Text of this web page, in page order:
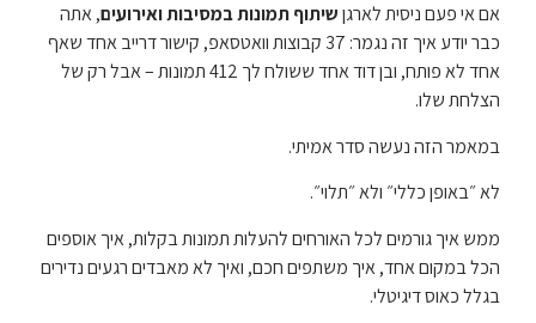
אם אי פעם ניסית לארגןשיתוף תמונות במסיבות ואירועים, אתה
כבר יודע איך זה נגמר: 37 קבוצות וואטסאפ, קישור דרייב אחד שאף
אחד לא פותח, ובן דוד אחד ששולח לך 412 תמונות – אבל רק של
הצלחת שלו.
במאמר הזה נעשה סדר אמיתי.
לא ״באופן כללי״ ולא ״תלוי״.
ממש איך גורמים לכל האורחים להעלות תמונות בקלות, איך אוספים
הכל במקום אחד, איך משתפים חכם, ואיך לא מאבדים רגעים נדירים
בגלל כאוס דיגיטלי.